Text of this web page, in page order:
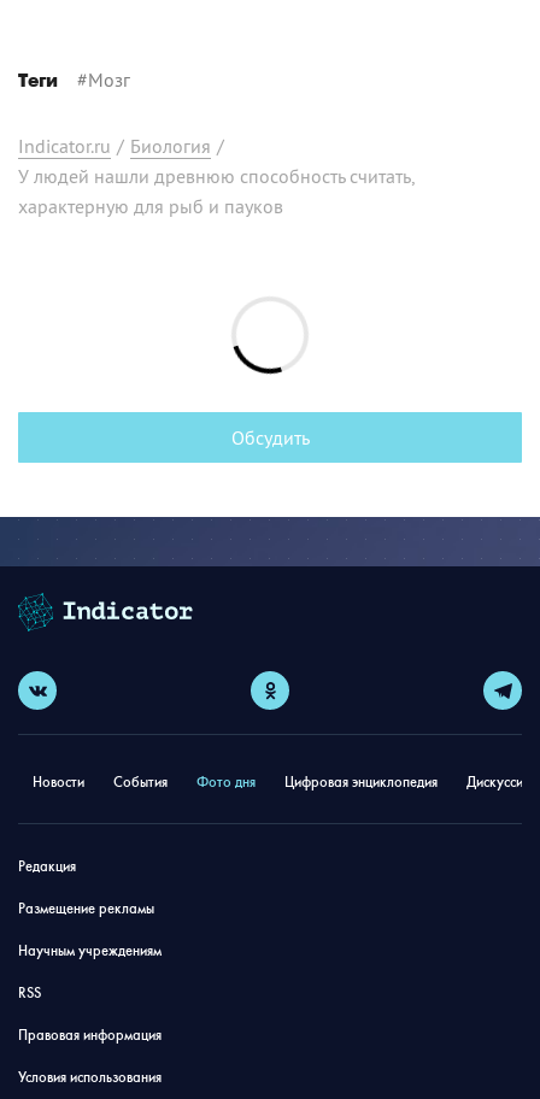
Теги #Мозг
Indicator.ru / Биология /
У людей нашли древнюю способность считать,
характерную для рыб и пауков
Обсудить
Новости События Фото дня Цифровая энциклопедия
Редакция
Размещение рекламы
Научным учреждениям
RSS
Правовая информация
Условия использования